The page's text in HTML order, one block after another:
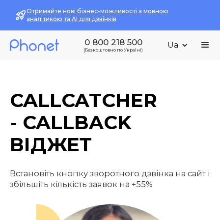
Отримайте нові бізнес-можливості з мовною
аналітикою та AI для дзвінків
0 800 218 500
(Безкоштовно по Україні)
Ua
CALLCATCHER
- CALLBACK
ВІДЖЕТ
Встановіть кнопку зворотного дзвінка на сайт і
збільшіть кількість заявок на +55%